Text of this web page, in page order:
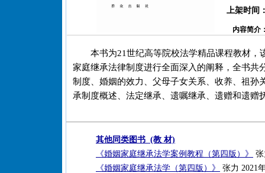
上架时间
内容简介
本书为21世纪高等院校法学精品课程教材
家庭继承法律制度进行全面深入的阐释，全书
制度、婚姻的效力、父母子女关系、收养、祖
承制度概述、法定继承、遗嘱继承、遗赠和遗赠
其他同类图书 (教 材)
《婚姻家庭继承法学案例教程（第四版）》
张
《婚姻家庭继承法学（第四版）》
张力 2021